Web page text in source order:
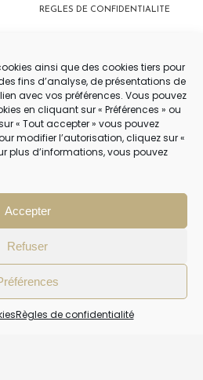
ainsi que des cookies tiers pour
fins d’analyse, de présentations de
avec vos préférences. Vous pouvez
en cliquant sur « Préférences » ou
« Tout accepter » vous pouvez
modifier l’autorisation, cliquez sur «
plus d’informations, vous pouvez
Accepter
Refuser
Règles de confidentialité
REGLES DE CONFIDENTIALITE
CONTACTER
54 75 02
DU LUNDI AU VENDREDI DE 9H À 12H